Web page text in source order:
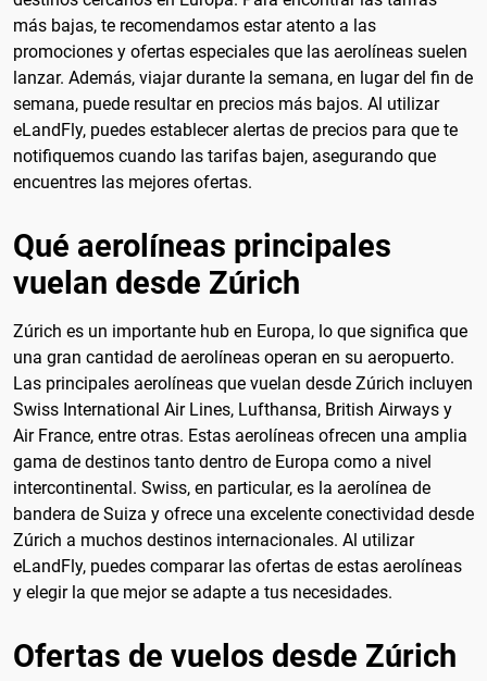
más bajas, te recomendamos estar atento a las
promociones y ofertas especiales que las aerolíneas suelen
lanzar. Además, viajar durante la semana, en lugar del fin de
semana, puede resultar en precios más bajos. Al utilizar
eLandFly, puedes establecer alertas de precios para que te
notifiquemos cuando las tarifas bajen, asegurando que
encuentres las mejores ofertas.
Qué aerolíneas principales
vuelan desde Zúrich
Zúrich es un importante hub en Europa, lo que significa que
una gran cantidad de aerolíneas operan en su aeropuerto.
Las principales aerolíneas que vuelan desde Zúrich incluyen
Swiss International Air Lines, Lufthansa, British Airways y
Air France, entre otras. Estas aerolíneas ofrecen una amplia
gama de destinos tanto dentro de Europa como a nivel
intercontinental. Swiss, en particular, es la aerolínea de
bandera de Suiza y ofrece una excelente conectividad desde
Zúrich a muchos destinos internacionales. Al utilizar
eLandFly, puedes comparar las ofertas de estas aerolíneas
y elegir la que mejor se adapte a tus necesidades.
Ofertas de vuelos desde Zúrich